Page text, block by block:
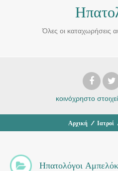
Όλες οι καταχωρήσεις
κοινόχρηστο
Αρχική / Ιατροί
Ηπατολόγοι